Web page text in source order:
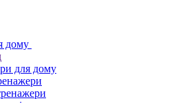
дому
для дому